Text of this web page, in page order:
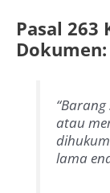
Pasal 263
Dokumen:
atau
lama